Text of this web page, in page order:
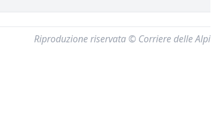
Riproduzione riservata © Corriere delle Alpi